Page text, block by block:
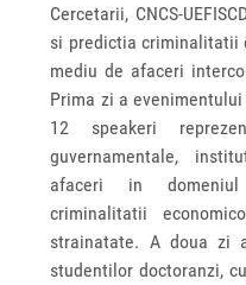
Cercetarii, CNCS-
si predictia criminalitatii
mediu de afaceri
Prima zi a
12 speakeri
guvernamentale,
afaceri in
criminalitatii
strainatate. A doua zi
studentilor doctoranzi,